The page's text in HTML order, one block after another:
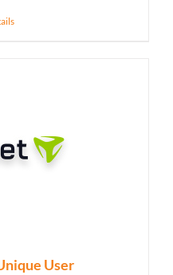
User